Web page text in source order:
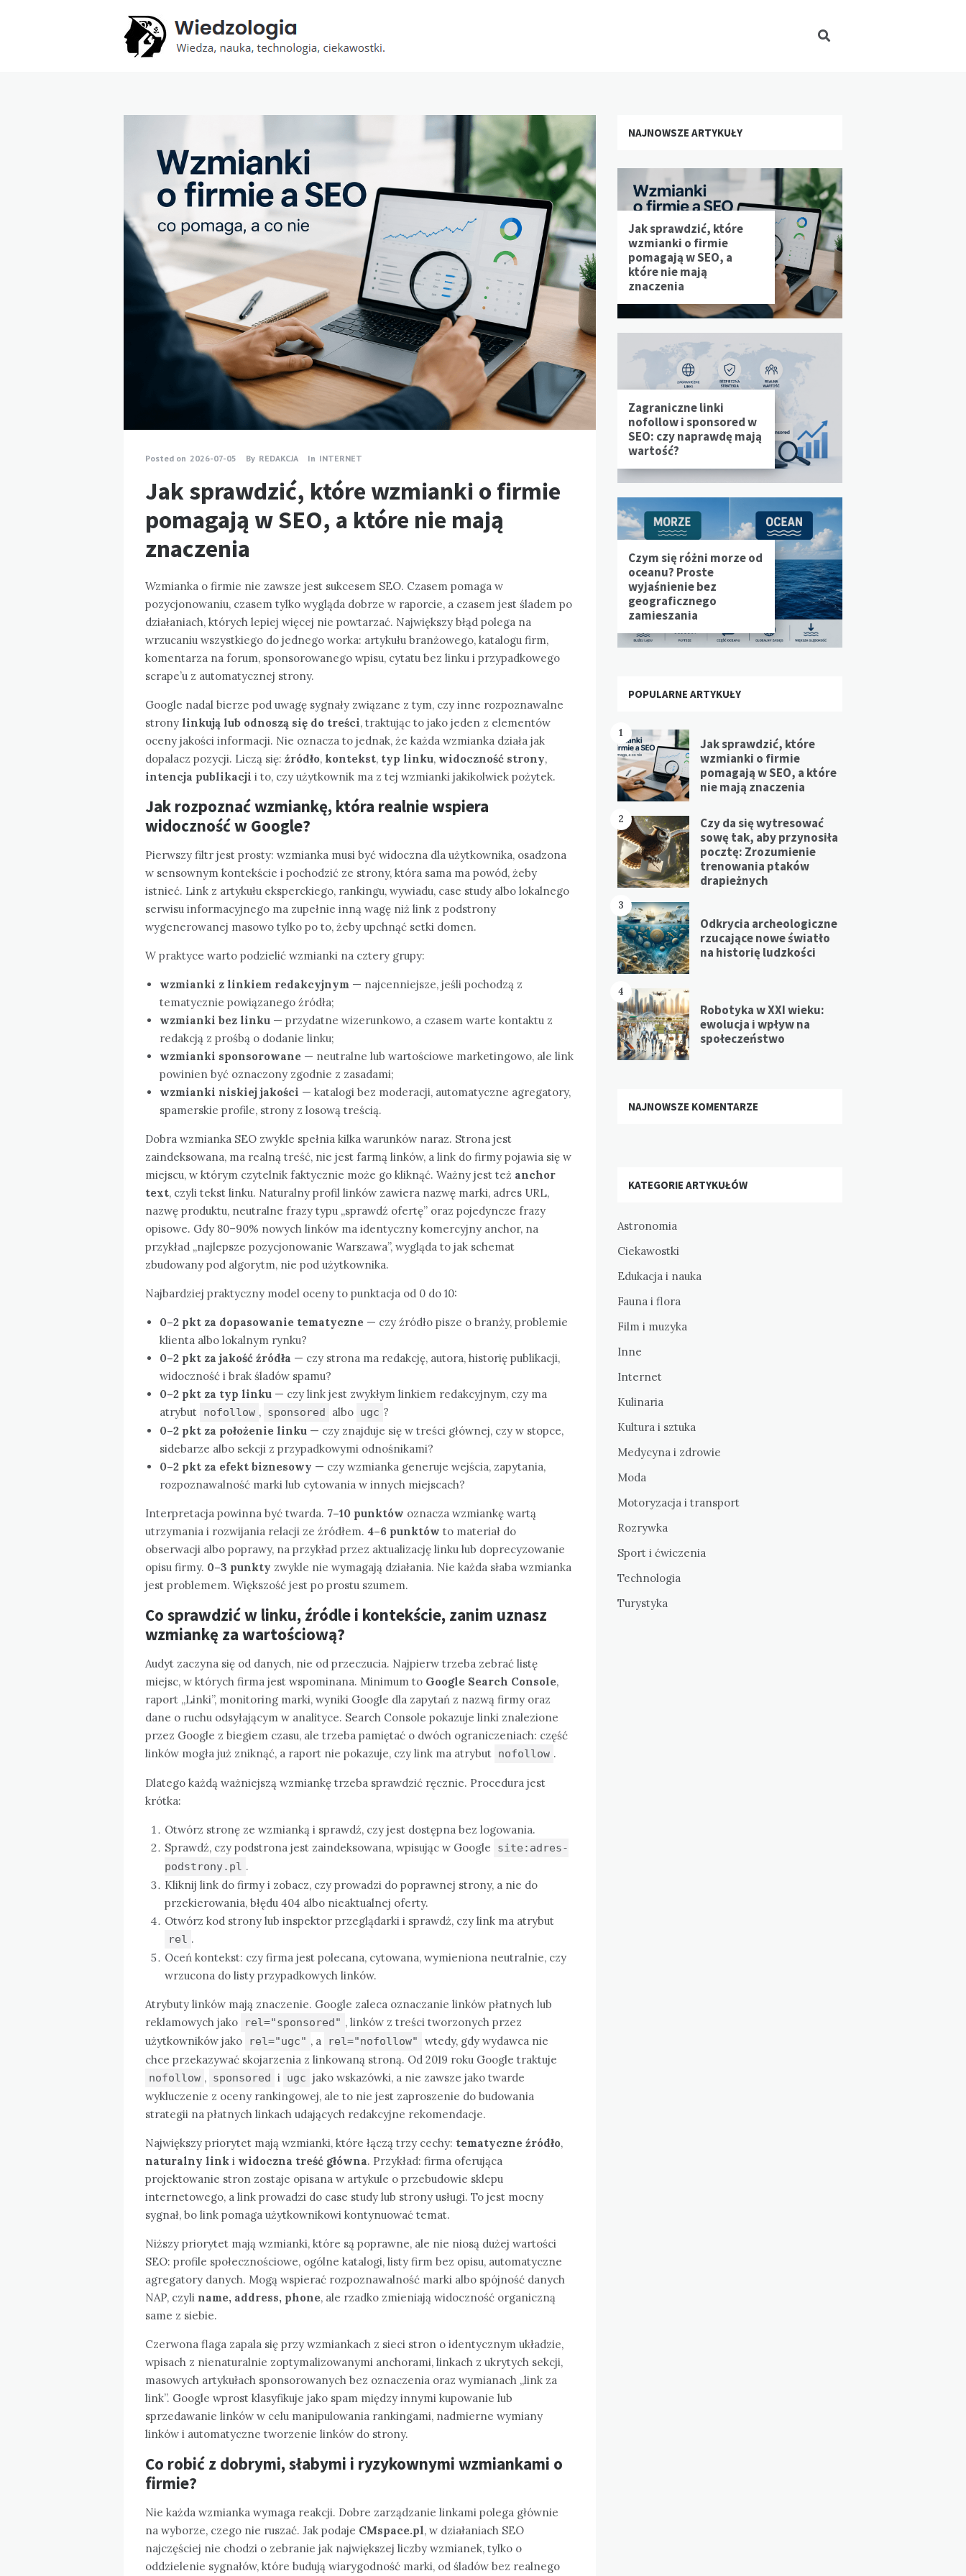
Posted on 2026-07-05 By REDAKCJA In INTERNET
Jak sprawdzić, które wzmianki o firmie
pomagają w SEO, a które nie mają
znaczenia
Wzmianka o firmie nie zawsze jest sukcesem SEO. Czasem pomaga w
pozycjonowaniu, czasem tylko wygląda dobrze w raporcie, a czasem jest śladem po
działaniach, których lepiej więcej nie powtarzać. Największy błąd polega na
wrzucaniu wszystkiego do jednego worka: artykułu branżowego, katalogu firm,
komentarza na forum, sponsorowanego wpisu, cytatu bez linku i przypadkowego
scrape’u z automatycznej strony.
Google nadal bierze pod uwagę sygnały związane z tym, czy inne rozpoznawalne
strony linkują lub odnoszą się do treści, traktując to jako jeden z elementów
oceny jakości informacji. Nie oznacza to jednak, że każda wzmianka działa jak
dopalacz pozycji. Liczą się: źródło, kontekst, typ linku, widoczność strony,
intencja publikacji i to, czy użytkownik ma z tej wzmianki jakikolwiek pożytek.
Jak rozpoznać wzmiankę, która realnie wspiera
widoczność w Google?
Pierwszy filtr jest prosty: wzmianka musi być widoczna dla użytkownika, osadzona
w sensownym kontekście i pochodzić ze strony, która sama ma powód, żeby
istnieć. Link z artykułu eksperckiego, rankingu, wywiadu, case study albo lokalnego
serwisu informacyjnego ma zupełnie inną wagę niż link z podstrony
wygenerowanej masowo tylko po to, żeby upchnąć setki domen.
W praktyce warto podzielić wzmianki na cztery grupy:
wzmianki z linkiem redakcyjnym — najcenniejsze, jeśli pochodzą z
tematycznie powiązanego źródła;
wzmianki bez linku — przydatne wizerunkowo, a czasem warte kontaktu z
redakcją z prośbą o dodanie linku;
wzmianki sponsorowane — neutralne lub wartościowe marketingowo, ale link
powinien być oznaczony zgodnie z zasadami;
wzmianki niskiej jakości — katalogi bez moderacji, automatyczne agregatory,
spamerskie profile, strony z losową treścią.
Dobra wzmianka SEO zwykle spełnia kilka warunków naraz. Strona jest
zaindeksowana, ma realną treść, nie jest farmą linków, a link do firmy pojawia się w
miejscu, w którym czytelnik faktycznie może go kliknąć. Ważny jest też anchor
text, czyli tekst linku. Naturalny profil linków zawiera nazwę marki, adres URL,
nazwę produktu, neutralne frazy typu „sprawdź ofertę” oraz pojedyncze frazy
opisowe. Gdy 80–90% nowych linków ma identyczny komercyjny anchor, na
przykład „najlepsze pozycjonowanie Warszawa”, wygląda to jak schemat
zbudowany pod algorytm, nie pod użytkownika.
Najbardziej praktyczny model oceny to punktacja od 0 do 10:
0–2 pkt za dopasowanie tematyczne — czy źródło pisze o branży, problemie
klienta albo lokalnym rynku?
0–2 pkt za jakość źródła — czy strona ma redakcję, autora, historię publikacji,
widoczność i brak śladów spamu?
0–2 pkt za typ linku — czy link jest zwykłym linkiem redakcyjnym, czy ma
atrybut nofollow , sponsored albo ugc ?
0–2 pkt za położenie linku — czy znajduje się w treści głównej, czy w stopce,
sidebarze albo sekcji z przypadkowymi odnośnikami?
0–2 pkt za efekt biznesowy — czy wzmianka generuje wejścia, zapytania,
rozpoznawalność marki lub cytowania w innych miejscach?
Interpretacja powinna być twarda. 7–10 punktów oznacza wzmiankę wartą
utrzymania i rozwijania relacji ze źródłem. 4–6 punktów to materiał do
obserwacji albo poprawy, na przykład przez aktualizację linku lub doprecyzowanie
opisu firmy. 0–3 punkty zwykle nie wymagają działania. Nie każda słaba wzmianka
jest problemem. Większość jest po prostu szumem.
Co sprawdzić w linku, źródle i kontekście, zanim uznasz
wzmiankę za wartościową?
Audyt zaczyna się od danych, nie od przeczucia. Najpierw trzeba zebrać listę
miejsc, w których firma jest wspominana. Minimum to Google Search Console,
raport „Linki”, monitoring marki, wyniki Google dla zapytań z nazwą firmy oraz
dane o ruchu odsyłającym w analityce. Search Console pokazuje linki znalezione
przez Google z biegiem czasu, ale trzeba pamiętać o dwóch ograniczeniach: część
linków mogła już zniknąć, a raport nie pokazuje, czy link ma atrybut nofollow .
Dlatego każdą ważniejszą wzmiankę trzeba sprawdzić ręcznie. Procedura jest
krótka:
Otwórz stronę ze wzmianką i sprawdź, czy jest dostępna bez logowania.
Sprawdź, czy podstrona jest zaindeksowana, wpisując w Google
site:adres-
podstrony.pl .
Kliknij link do firmy i zobacz, czy prowadzi do poprawnej strony, a nie do
przekierowania, błędu 404 albo nieaktualnej oferty.
Otwórz kod strony lub inspektor przeglądarki i sprawdź, czy link ma atrybut
rel .
Oceń kontekst: czy firma jest polecana, cytowana, wymieniona neutralnie, czy
wrzucona do listy przypadkowych linków.
Atrybuty linków mają znaczenie. Google zaleca oznaczanie linków płatnych lub
reklamowych jako
rel="sponsored" , linków z treści tworzonych przez
użytkowników jako
rel="ugc" , a rel="nofollow"
wtedy, gdy wydawca nie
chce przekazywać skojarzenia z linkowaną stroną. Od 2019 roku Google traktuje
nofollow , sponsored i ugc jako wskazówki, a nie zawsze jako twarde
wykluczenie z oceny rankingowej, ale to nie jest zaproszenie do budowania
strategii na płatnych linkach udających redakcyjne rekomendacje.
Największy priorytet mają wzmianki, które łączą trzy cechy: tematyczne źródło,
naturalny link i widoczna treść główna. Przykład: firma oferująca
projektowanie stron zostaje opisana w artykule o przebudowie sklepu
internetowego, a link prowadzi do case study lub strony usługi. To jest mocny
sygnał, bo link pomaga użytkownikowi kontynuować temat.
Niższy priorytet mają wzmianki, które są poprawne, ale nie niosą dużej wartości
SEO: profile społecznościowe, ogólne katalogi, listy firm bez opisu, automatyczne
agregatory danych. Mogą wspierać rozpoznawalność marki albo spójność danych
NAP, czyli name, address, phone, ale rzadko zmieniają widoczność organiczną
same z siebie.
Czerwona flaga zapala się przy wzmiankach z sieci stron o identycznym układzie,
wpisach z nienaturalnie zoptymalizowanymi anchorami, linkach z ukrytych sekcji,
masowych artykułach sponsorowanych bez oznaczenia oraz wymianach „link za
link”. Google wprost klasyfikuje jako spam między innymi kupowanie lub
sprzedawanie linków w celu manipulowania rankingami, nadmierne wymiany
linków i automatyczne tworzenie linków do strony.
Co robić z dobrymi, słabymi i ryzykownymi wzmiankami o
firmie?
Nie każda wzmianka wymaga reakcji. Dobre zarządzanie linkami polega głównie
na wyborze, czego nie ruszać. Jak podaje CMspace.pl, w działaniach SEO
najczęściej nie chodzi o zebranie jak największej liczby wzmianek, tylko o
oddzielenie sygnałów, które budują wiarygodność marki, od śladów bez realnego
NAJNOWSZE ARTYKUŁY
Jak sprawdzić, które
wzmianki o firmie
pomagają w SEO, a
które nie mają
znaczenia
Zagraniczne linki
nofollow i sponsored w
SEO: czy naprawdę mają
wartość?
Czym się różni morze od
oceanu? Proste
wyjaśnienie bez
geograficznego
zamieszania
POPULARNE ARTYKUŁY
1
Jak sprawdzić, które
wzmianki o firmie
pomagają w SEO, a które
nie mają znaczenia
2
Czy da się wytresować
sowę tak, aby przynosiła
pocztę: Zrozumienie
trenowania ptaków
drapieżnych
3
Odkrycia archeologiczne
rzucające nowe światło
na historię ludzkości
4
Robotyka w XXI wieku:
ewolucja i wpływ na
społeczeństwo
NAJNOWSZE KOMENTARZE
KATEGORIE ARTYKUŁÓW
Astronomia
Ciekawostki
Edukacja i nauka
Fauna i flora
Film i muzyka
Inne
Internet
Kulinaria
Kultura i sztuka
Medycyna i zdrowie
Moda
Motoryzacja i transport
Rozrywka
Sport i ćwiczenia
Technologia
Turystyka